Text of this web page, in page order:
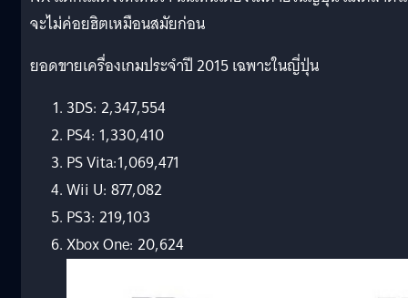
จะไม่ค่อยฮิตเหมือนสมัยก่อน
ยอดขายเครื่องเกมประจำปี 2015 เฉพาะในญี่ปุ่น
3DS: 2,347,554
PS4: 1,330,410
PS Vita:1,069,471
Wii U: 877,082
PS3: 219,103
Xbox One: 20,624